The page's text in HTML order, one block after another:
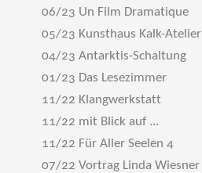
06/23 Un Film Dramatique
05/23 Kunsthaus Kalk-Atelier
04/23 Antarktis-Schaltung
01/23 Das Lesezimmer
11/22 Klangwerkstatt
11/22 mit Blick auf ...
11/22 Für Aller Seelen 4
07/22 Vortrag Linda Wiesner